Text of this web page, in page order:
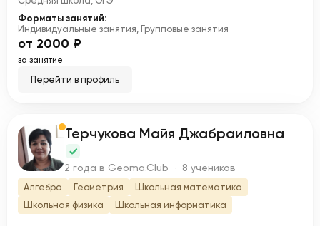
Форматы занятий:
Индивидуальные занятия, Групповые занятия
от 2000 ₽
за занятие
Перейти в профиль
Т Терчукова Майя Джабраиловна
2 года в Geoma.Club · 8 учеников
Алгебра Геометрия
Школьная математика
Школьная физика
Школьная информатика